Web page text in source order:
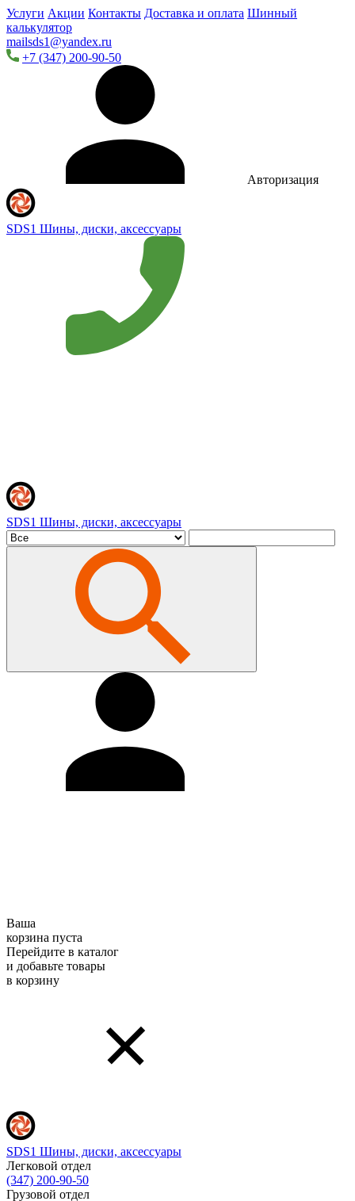
Услуги Акции Контакты Доставка и оплата Шинный
калькулятор
mailsds1@yandex.ru
+7 (347) 200-90-50
Авторизация
SDS1 Шины, диски, аксессуары
SDS1 Шины, диски, аксессуары
Ваша
корзина пуста
Перейдите в каталог
и добавьте товары
в корзину
SDS1 Шины, диски, аксессуары
Легковой отдел
(347) 200-90-50
Грузовой отдел